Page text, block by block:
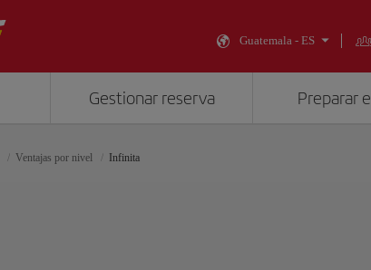
Guatemala - ES
Gestionar reserva Preparar
Ventajas por nivel Infinita